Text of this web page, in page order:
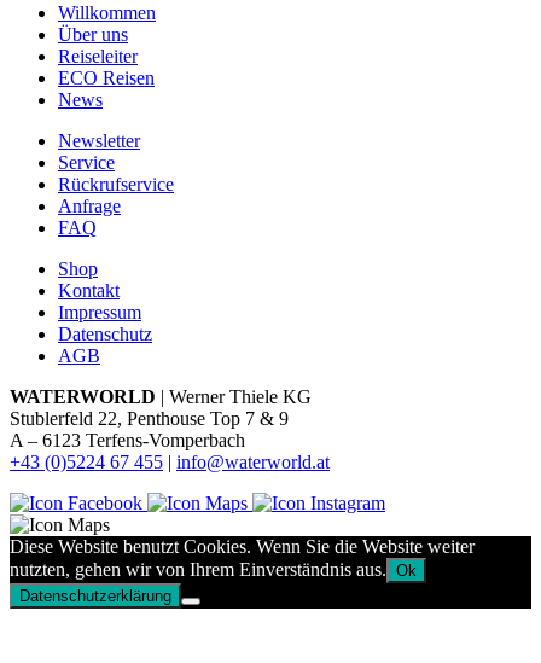
Willkommen
Über uns
Reiseleiter
ECO Reisen
News
Newsletter
Service
Rückrufservice
Anfrage
FAQ
Shop
Kontakt
Impressum
Datenschutz
AGB
WATERWORLD | Werner Thiele KG
Stublerfeld 22, Penthouse Top 7 & 9
A – 6123 Terfens-Vomperbach
+43 (0)5224 67 455 | info@waterworld.at
Diese Website benutzt Cookies. Wenn Sie die Website weiter
nutzten, gehen wir von Ihrem Einverständnis aus. Ok
Datenschutzerklärung